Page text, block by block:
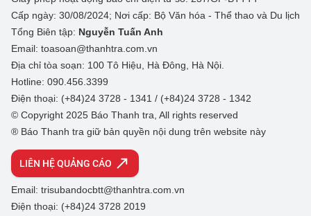
Cấp ngày: 30/08/2024; Nơi cấp: Bộ Văn hóa - Thể thao và Du lịch
Tổng Biên tập: Nguyễn Tuấn Anh
Email: toasoan@thanhtra.com.vn
Địa chỉ tòa soạn: 100 Tô Hiệu, Hà Đông, Hà Nội.
Hotline: 090.456.3399
Điện thoại: (+84)24 3728 - 1341 / (+84)24 3728 - 1342
© Copyright 2025 Báo Thanh tra, All rights reserved
® Báo Thanh tra giữ bản quyền nội dung trên website này
LIÊN HỆ QUẢNG CÁO
Email: trisubandocbtt@thanhtra.com.vn
Điện thoại: (+84)24 3728 2019